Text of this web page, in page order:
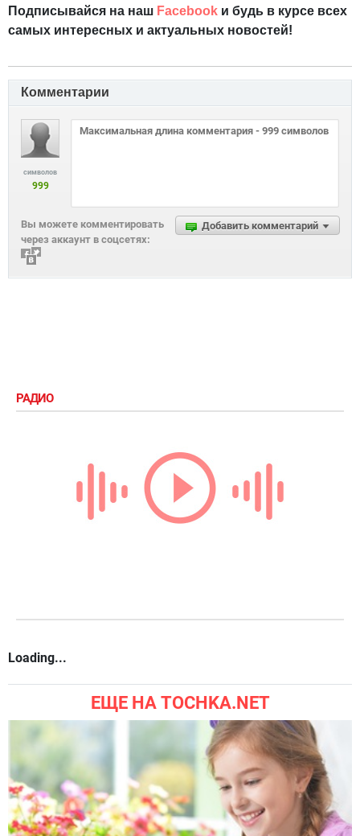
Подписывайся на наш Facebook и будь в курсе всех
самых интересных и актуальных новостей!
Комментарии
символов
999
Добавить комментарий
Вы можете комментировать
через аккаунт в соцсетях:
РАДИО
Loading...
ЕЩЕ НА TOCHKA.NET